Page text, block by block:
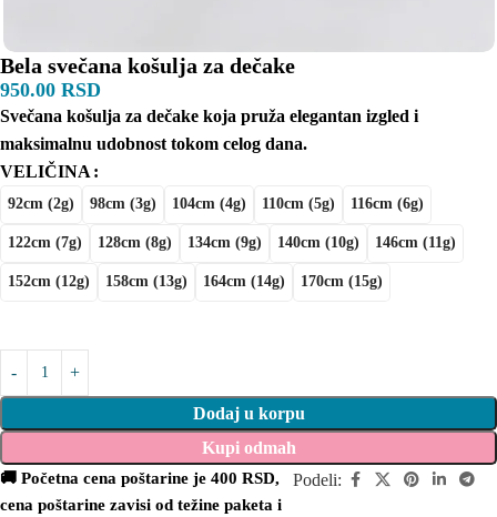
Bela svečana košulja za dečake
950.00 RSD
Svečana košulja za dečake koja pruža elegantan izgled i
maksimalnu udobnost tokom celog dana.
VELIČINA
92cm (2g) 98cm (3g) 104cm (4g) 110cm (5g) 116cm (6g)
122cm (7g) 128cm (8g) 134cm (9g) 140cm (10g) 146cm (11g)
152cm (12g) 158cm (13g) 164cm (14g) 170cm (15g)
Dodaj u korpu
Kupi odmah
🚚 Početna cena poštarine je 400 RSD,
cena poštarine zavisi od težine paketa i
Podeli: